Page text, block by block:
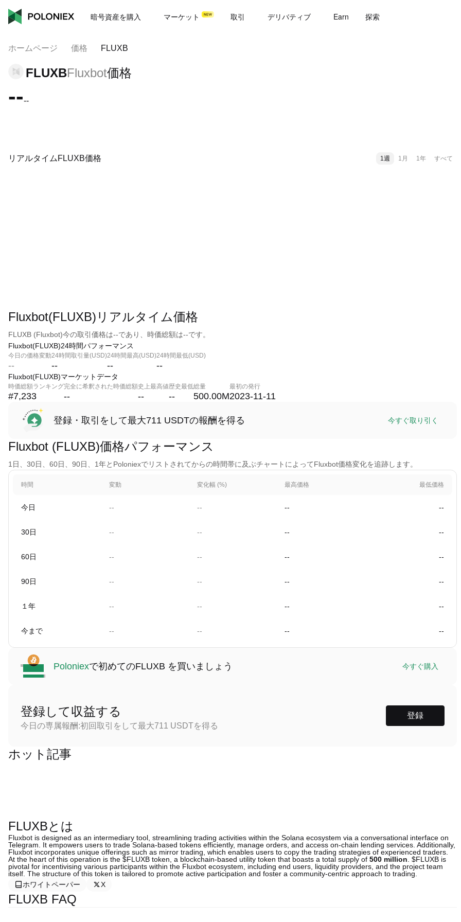
暗号資産を購入 マーケット 取引 デリバティブ Earn 探索
ホームページ 価格 FLUXB
FLUXBFluxbot価格
----
リアルタイムFLUXB価格 1週 1月 1年 すべて
Fluxbot(FLUXB)リアルタイム価格
FLUXB (Fluxbot)今の取引価格は--であり、時価総額は--です。
Fluxbot(FLUXB)24時間パフォーマンス
今日の価格変動
--
24時間取引量(USD)
--
24時間最高(USD)
--
24時間最低(USD)
--
Fluxbot(FLUXB)マーケットデータ
時価総額ランキング
#7,233
完全に希釈された時価総額
--
史上最高値
--
歴史最低
--
総量
500.00M
最初の発行
2023-11-11
登録・取引をして最大711 USDTの報酬を得る 今すぐ取り引く
Fluxbot (FLUXB)価格パフォーマンス
1日、30日、60日、90日、1年とPoloniexでリストされてからの時間帯に及ぶチャートによってFluxbot価格変化を追跡します。
時間 変動 変化幅 (%) 最高価格 最低価格
今日 -- -- -- --
30日 -- -- -- --
60日 -- -- -- --
90日 -- -- -- --
１年 -- -- -- --
今まで -- -- -- --
Poloniexで初めてのFLUXB を買いましょう 今すぐ購入
登録して収益する
今日の専属報酬:初回取引をして最大711 USDTを得る
登録
ホット記事
FLUXBとは
Fluxbot is designed as an intermediary tool, streamlining trading activities within the Solana ecosystem via a conversational interface on
Telegram. It empowers users to trade Solana-based tokens efficiently, manage orders, and access on-chain lending services. Additionally,
Fluxbot incorporates unique offerings such as mirror trading, which enables users to copy the trading strategies of experienced traders.
At the heart of this operation is the $FLUXB token, a blockchain-based utility token that boasts a total supply of 500 million . $FLUXB is
pivotal for incentivising various participants within the Fluxbot ecosystem, including end users, liquidity providers, and the project team
itself. The structure of this token is tailored to promote active participation and foster a community-centric approach to trading.
ホワイトペーパー
X
FLUXB FAQ